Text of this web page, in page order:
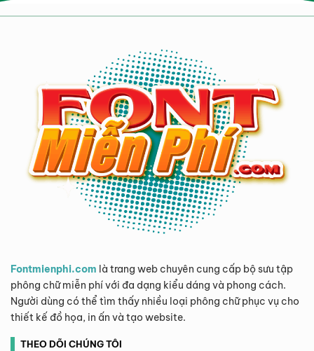
Fontmienphi.com là trang web chuyên cung cấp bộ sưu tập
phông chữ miễn phí với đa dạng kiểu dáng và phong cách.
Người dùng có thể tìm thấy nhiều loại phông chữ phục vụ cho
thiết kế đồ họa, in ấn và tạo website.
THEO DÕI CHÚNG TÔI